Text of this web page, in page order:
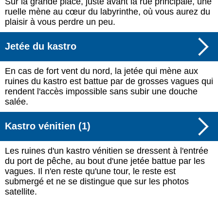
ruelle mène au cœur du labyrinthe, où vous aurez du
plaisir à vous perdre un peu.
Jetée du kastro
En cas de fort vent du nord, la jetée qui mène aux
ruines du kastro est battue par de grosses vagues qui
rendent l'accès impossible sans subir une douche
salée.
Kastro vénitien (1)
Les ruines d'un kastro vénitien se dressent à l'entrée
du port de pêche, au bout d'une jetée battue par les
vagues. Il n'en reste qu'une tour, le reste est
submergé et ne se distingue que sur les photos
satellite.